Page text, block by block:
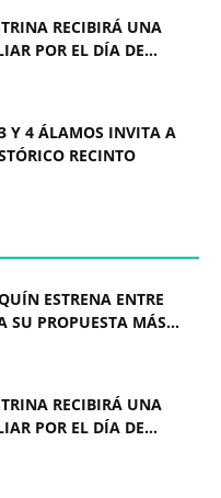
RECIBIRÁ UNA
POR EL DÍA DE...
Y 4 ÁLAMOS INVITA A
RECINTO
ESTRENA ENTRE
SU PROPUESTA MÁS...
RECIBIRÁ UNA
POR EL DÍA DE...